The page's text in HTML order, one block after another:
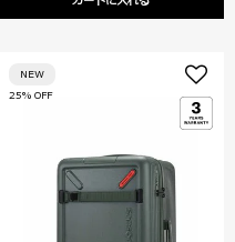
25% OFF
NEW